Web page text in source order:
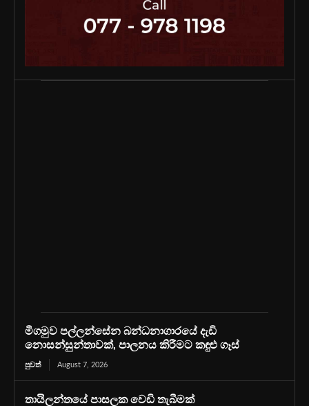
මීගමුව පල්ලන්සේන බන්ධනාගාරයේ දැඩි
නොසන්සුන්තාවක්, පාලනය කිරීමට කඳුළු ගෑස්
පුවත් August 7, 2026
තායිලන්තයේ පාසලක වෙඩි තැබීමක්